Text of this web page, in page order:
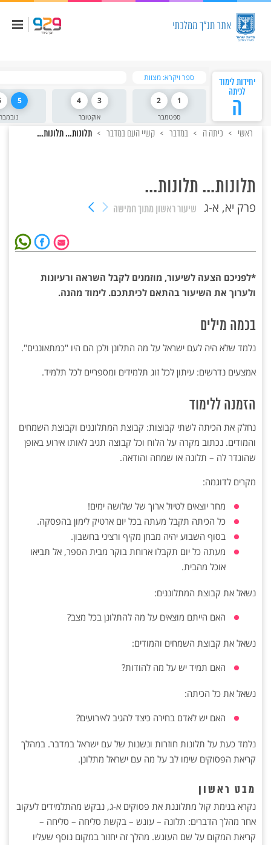
יחידות לימוד
לכיתה
ה
ספר ויקרא: מצוות
ספטמבר
1
2
אוקטובר
3
4
נובמבר
5
ראשי כיתה ה במדבר קשיי העם במדבר תלונות… תלונות…
תלונות… תלונות…
פרק יא, א-ג שיעור ראשון מתוך חמישה
*לפניכם הצעה לשיעור, מוזמנים לקבל השראה ורעיונות
ולערוך את השיעור בהתאם לכיתתכם. לימוד מהנה.
בכמה מילים
נלמד שלא היה לעם ישראל על מה התלונן ולכן הם היו "כמתאוננים".
אמצעים נדרשים: עיתון לכל זוג תלמידים ומספריים לכל תלמיד.
הזמנה ללימוד
נחלק את הכיתה לשתי קבוצות: קבוצת המתלוננים וקבוצת השמחים
והמודים. נכתוב מקרה על הלוח וכל קבוצה תגיב לאותו אירוע באופן
שהוגדר לה – תלונה או שמחה והודאה.
מקרים לדוגמה:
מחר יוצאים לטיול ארוך של שלושה ימים!
כל הכיתה תקבל מעתה בכל יום ארטיק לימון בהפסקה.
בסוף השבוע יהיה מבחן מקיף ורציני בחשבון.
מעתה כל יום תקבלו ארוחת בוקר מבית הספר, אל תביאו
אוכל מהבית.
נשאל את קבוצת המתלוננים:
האם הייתם מוצאים על מה להתלונן בכל מצב?
נשאל את קבוצת השמחים והמודים:
האם תמיד יש על מה להודות?
נשאל את כל הכיתה:
האם יש לאדם בחירה כיצד להגיב לאירועים?
נלמד כעת על תלונות חוזרות ונשנות של עם ישראל במדבר. במהלך
קריאת הפסוקים שימו לב על מה עם ישראל מתלונן.
מבט ראשון
נקרא בנימת קול מתלוננת את פסוקים א-ג, נבקש מהתלמידים לעקוב
אחר מהלך הדברים: תלונה – עונש – בקשת סליחה – סליחה –
קריאת המקום על שם העונש. מהלך זה יחזור במקום נוסף שעליו